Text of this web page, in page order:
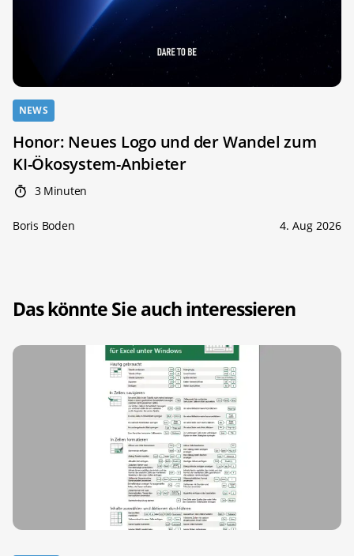
NEWS
Honor: Neues Logo und der Wandel zum
KI-Ökosystem-Anbieter
3 Minuten
Boris Boden 4. Aug 2026
Das könnte Sie auch interessieren